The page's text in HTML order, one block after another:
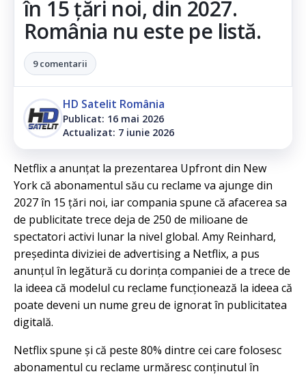
în 15 țări noi, din 2027.
România nu este pe listă.
9 comentarii
HD Satelit România
Publicat: 16 mai 2026
Actualizat: 7 iunie 2026
Netflix a anunțat la prezentarea Upfront din New
York că abonamentul său cu reclame va ajunge din
2027 în 15 țări noi, iar compania spune că afacerea sa
de publicitate trece deja de 250 de milioane de
spectatori activi lunar la nivel global. Amy Reinhard,
președinta diviziei de advertising a Netflix, a pus
anunțul în legătură cu dorința companiei de a trece de
la ideea că modelul cu reclame funcționează la ideea că
poate deveni un nume greu de ignorat în publicitatea
digitală.
Netflix spune și că peste 80% dintre cei care folosesc
abonamentul cu reclame urmăresc conținutul în